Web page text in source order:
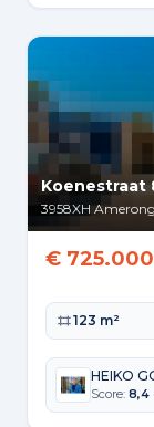
Koenestraat
3958XH
€
123 m²
HEIKO
Score: 8,4